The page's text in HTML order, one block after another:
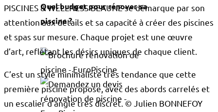
Quel budget pour rénover sa
piscine ?
PISCINES & WELLNESS BEAUNE se démarque par son
attention aux détails et sa capacité à créer des piscines
et spas sur mesure. Chaque projet est une œuvre
d’art, reflétant les désirs uniques de chaque client.
C’est un style minimaliste très tendance que cette
première piscine propose, avec des abords carrelés et
un escalier d’angle très discret. © Julien BONNEFOY